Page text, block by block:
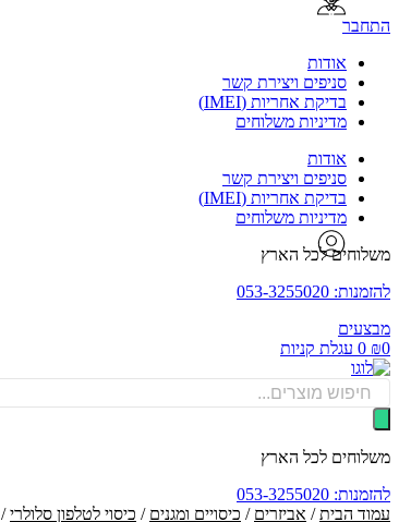
התחבר
אודות
סניפים ויצירת קשר
בדיקת אחריות (IMEI)
מדיניות משלוחים
אודות
סניפים ויצירת קשר
בדיקת אחריות (IMEI)
מדיניות משלוחים
משלוחים לכל הארץ
להזמנות: 053-3255020
מבצעים
₪0
0 עגלת קניות
Products
search
משלוחים לכל הארץ
להזמנות: 053-3255020
עמוד הבית/ אביזרים / כיסויים ומגנים / כיסוי לטלפון סלולרי/